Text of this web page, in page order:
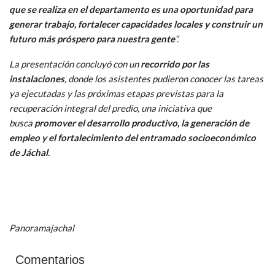
que se realiza en el departamento es una oportunidad para
generar trabajo, fortalecer capacidades locales y construir un
futuro más próspero para nuestra gente“.
La presentación concluyó con unrecorrido por las
instalaciones, donde los asistentes pudieron conocer las tareas
ya ejecutadas y las próximas etapas previstas para la
recuperación integral del predio, una iniciativa que
busca promover el desarrollo productivo, la generación de
empleo y el fortalecimiento del entramado socioeconómico
de Jáchal.
Panoramajachal
Comentarios